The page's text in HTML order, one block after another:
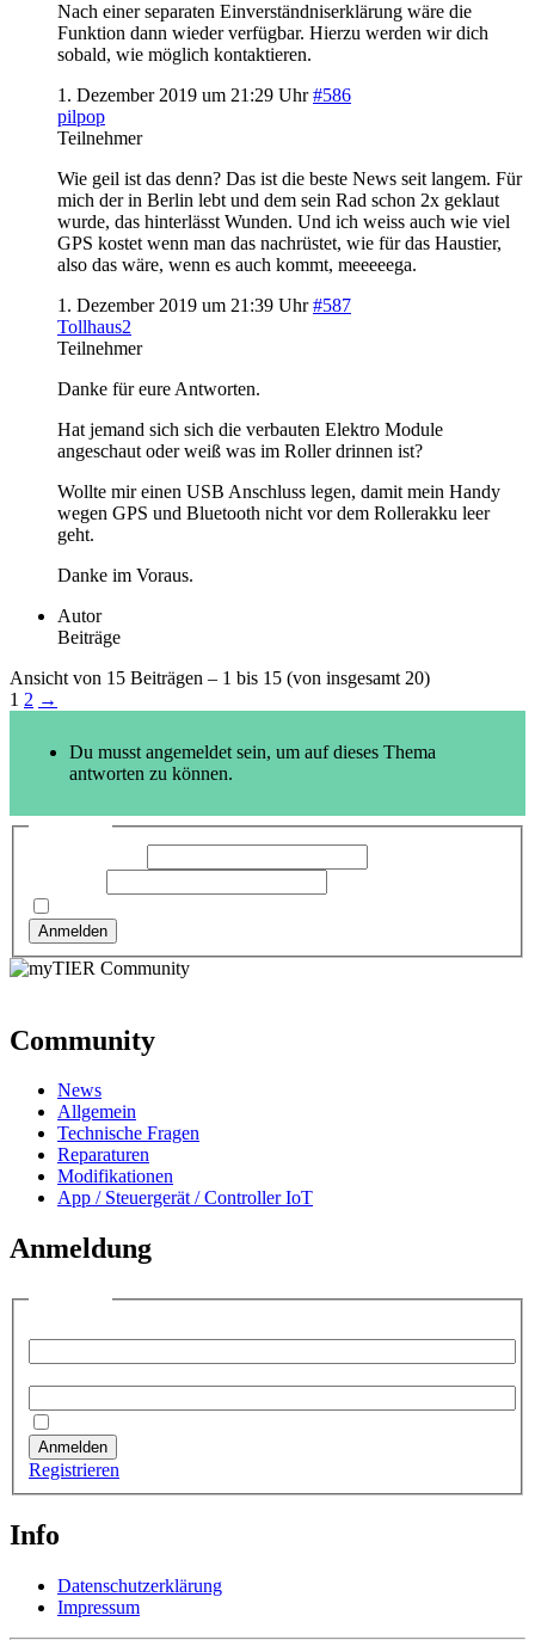
Nach einer separaten Einverständniserklärung wäre die
Funktion dann wieder verfügbar. Hierzu werden wir dich
sobald, wie möglich kontaktieren.
1. Dezember 2019 um 21:29 Uhr #586
pilpop
Teilnehmer
Wie geil ist das denn? Das ist die beste News seit langem. Für
mich der in Berlin lebt und dem sein Rad schon 2x geklaut
wurde, das hinterlässt Wunden. Und ich weiss auch wie viel
GPS kostet wenn man das nachrüstet, wie für das Haustier,
also das wäre, wenn es auch kommt, meeeeega.
1. Dezember 2019 um 21:39 Uhr #587
Tollhaus2
Teilnehmer
Danke für eure Antworten.
Hat jemand sich sich die verbauten Elektro Module
angeschaut oder weiß was im Roller drinnen ist?
Wollte mir einen USB Anschluss legen, damit mein Handy
wegen GPS und Bluetooth nicht vor dem Rollerakku leer
geht.
Danke im Voraus.
Autor
Beiträge
Ansicht von 15 Beiträgen – 1 bis 15 (von insgesamt 20)
1 2 →
Du musst angemeldet sein, um auf dieses Thema
antworten zu können.
Anmelden
Community
News
Allgemein
Technische Fragen
Reparaturen
Modifikationen
App / Steuergerät / Controller IoT
Anmeldung
Anmelden
Registrieren
Info
Datenschutzerklärung
Impressum